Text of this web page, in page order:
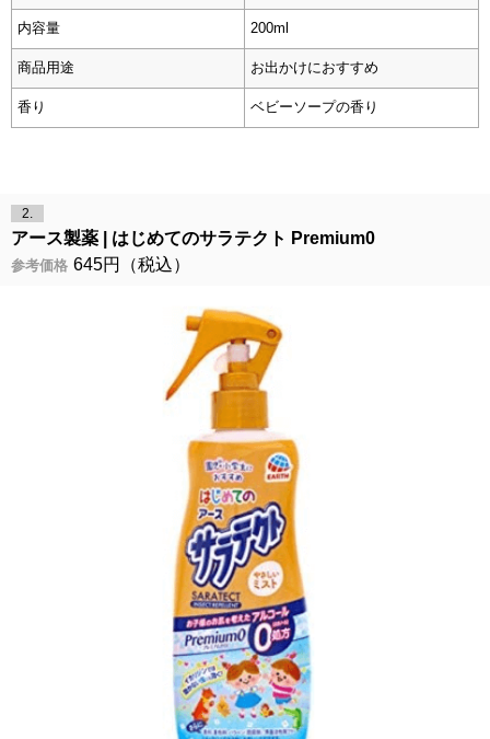
内容量 200ml
商品用途 お出かけにおすすめ
香り ベビーソープの香り
2.
アース製薬 はじめてのサラテクト Premium0
参考価格 645円（税込）